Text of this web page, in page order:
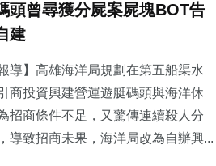
頭曾尋獲分屍案屍塊BOT告
建
導】高雄海洋局規劃在第五船渠水
商投資興建營運遊艇碼頭與海洋休
招商條件不足，又驚傳連續殺人分
導致招商未果，海洋局改為自辦興...